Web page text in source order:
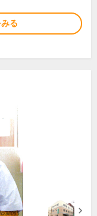
る